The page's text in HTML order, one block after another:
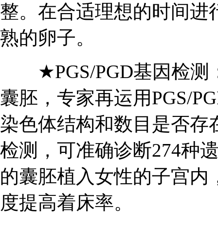
整。在合适理想的时间进
熟的卵子。
★PGS/PGD基因检测
囊胚，专家再运用PGS/
染色体结构和数目是否存
检测，可准确诊断274种
的囊胚植入女性的子宫
度提高着床率。